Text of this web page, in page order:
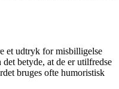
et udtryk for misbilligelse
betyde, at de er utilfredse
bruges ofte humoristisk